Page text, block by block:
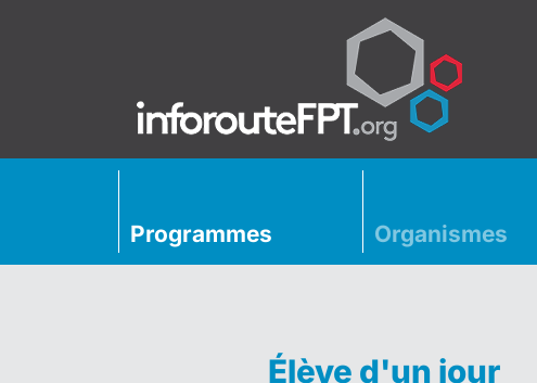
Programmes Organismes
Élève d'un jour